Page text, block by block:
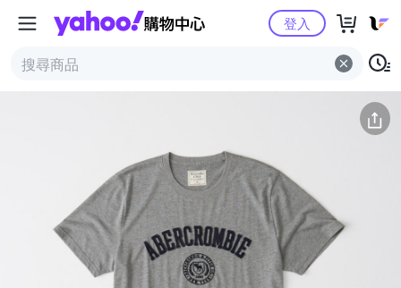
Yahoo購物中心
登入
簡介 評價 (1) 猜你喜歡